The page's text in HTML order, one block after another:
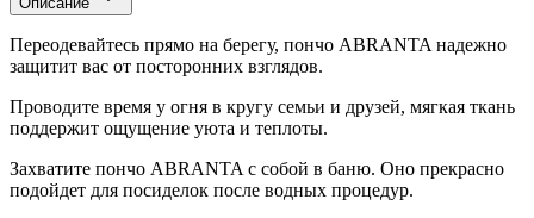
Переодевайтесь прямо на берегу, пончо ABRANTA надежно
защитит вас от посторонних взглядов.
Проводите время у огня в кругу семьи и друзей, мягкая ткань
поддержит ощущение уюта и теплоты.
Захватите пончо ABRANTA с собой в баню. Оно прекрасно
подойдет для посиделок после водных процедур.